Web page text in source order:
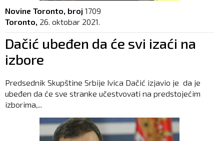
Novine Toronto, broj 1709
Toronto, 26. oktobar 2021.
Dačić ubeđen da će svi izaći na
izbore
Predsednik Skupštine Srbije Ivica Dačić izjavio je da je
ubeđen da će sve stranke učestvovati na predstojećim
izborima,...